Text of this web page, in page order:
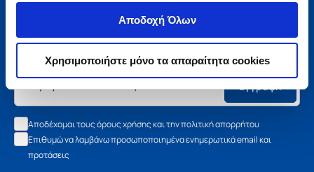
Αποδοχή Όλων
Χρησιμοποιήστε μόνο τα απαραίτητα cookies
Μάθετε τα νέα της Πολιτείας
Εγγραφείτε στο newsletter μας και μάθετε πρώτοι όλα τα
νέα βιβλία, τις εξαιρετικές τιμές και τις εκδηλώσεις μας.
Εγγραφή
Αποδέχομαι τους όρους χρήσης και την πολιτική απορρήτου
Επιθυμώ να λαμβάνω προσωποποιημένα ενημερωτικά email και
προτάσεις